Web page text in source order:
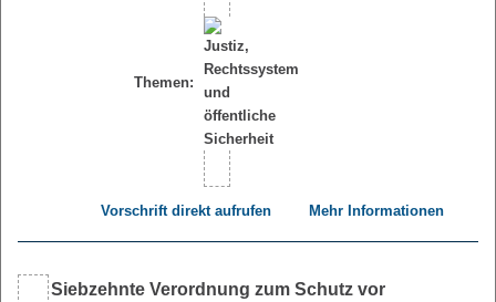
Themen:
Vorschrift direkt aufrufen Mehr Informationen
Siebzehnte Verordnung zum Schutz vor